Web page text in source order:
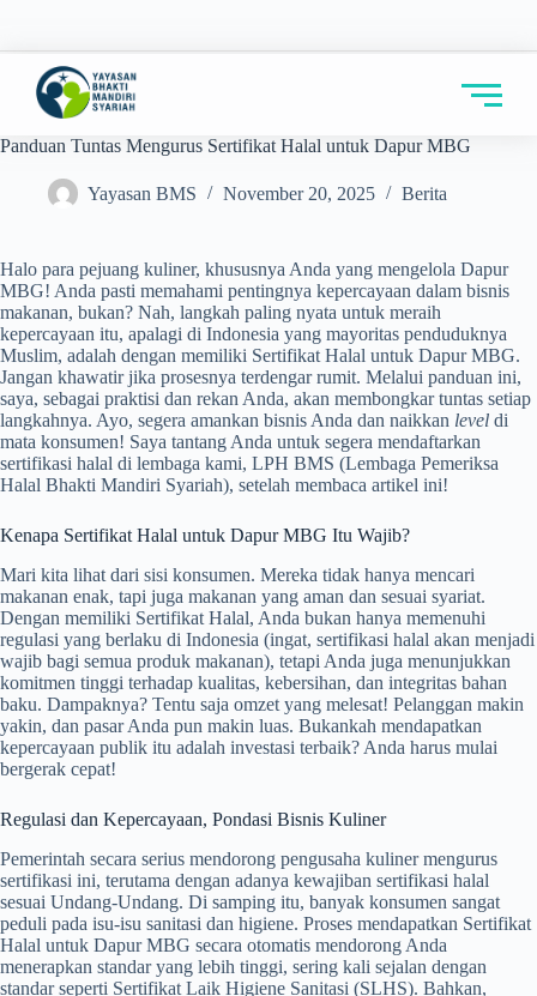
Panduan Tuntas Mengurus Sertifikat Halal untuk Dapur MBG
Yayasan BMS November 20, 2025 Berita
Halo para pejuang kuliner, khususnya Anda yang mengelola Dapur
MBG! Anda pasti memahami pentingnya kepercayaan dalam bisnis
makanan, bukan? Nah, langkah paling nyata untuk meraih
kepercayaan itu, apalagi di Indonesia yang mayoritas penduduknya
Muslim, adalah dengan memiliki Sertifikat Halal untuk Dapur MBG.
Jangan khawatir jika prosesnya terdengar rumit. Melalui panduan ini,
saya, sebagai praktisi dan rekan Anda, akan membongkar tuntas setiap
langkahnya. Ayo, segera amankan bisnis Anda dan naikkan level di
mata konsumen! Saya tantang Anda untuk segera mendaftarkan
sertifikasi halal di lembaga kami, LPH BMS (Lembaga Pemeriksa
Halal Bhakti Mandiri Syariah), setelah membaca artikel ini!
Kenapa Sertifikat Halal untuk Dapur MBG Itu Wajib?
Mari kita lihat dari sisi konsumen. Mereka tidak hanya mencari
makanan enak, tapi juga makanan yang aman dan sesuai syariat.
Dengan memiliki Sertifikat Halal, Anda bukan hanya memenuhi
regulasi yang berlaku di Indonesia (ingat, sertifikasi halal akan menjadi
wajib bagi semua produk makanan), tetapi Anda juga menunjukkan
komitmen tinggi terhadap kualitas, kebersihan, dan integritas bahan
baku. Dampaknya? Tentu saja omzet yang melesat! Pelanggan makin
yakin, dan pasar Anda pun makin luas. Bukankah mendapatkan
kepercayaan publik itu adalah investasi terbaik? Anda harus mulai
bergerak cepat!
Regulasi dan Kepercayaan, Pondasi Bisnis Kuliner
Pemerintah secara serius mendorong pengusaha kuliner mengurus
sertifikasi ini, terutama dengan adanya kewajiban sertifikasi halal
sesuai Undang-Undang. Di samping itu, banyak konsumen sangat
peduli pada isu-isu sanitasi dan higiene. Proses mendapatkan Sertifikat
Halal untuk Dapur MBG secara otomatis mendorong Anda
menerapkan standar yang lebih tinggi, sering kali sejalan dengan
standar seperti Sertifikat Laik Higiene Sanitasi (SLHS). Bahkan,